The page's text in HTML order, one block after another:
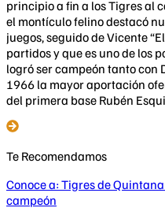
principio a fin a los Tigres al
el montículo felino destacó
juegos, seguido de Vicente
partidos y que es uno de los
logró ser campeón tanto con
1966 la mayor aportación
del primera base Rubén
Te Recomendamos
Conoce a: Tigres de
campeón